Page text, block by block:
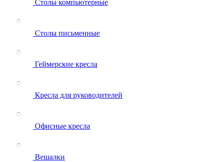
Столы компьютерные
Столы письменные
Геймерские кресла
Кресла для руководителей
Офисные кресла
Вешалки